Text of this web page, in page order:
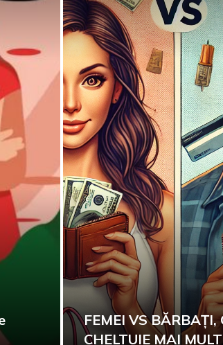
FEMEI VS BĂRBAȚI,
CHELTUIE MAI